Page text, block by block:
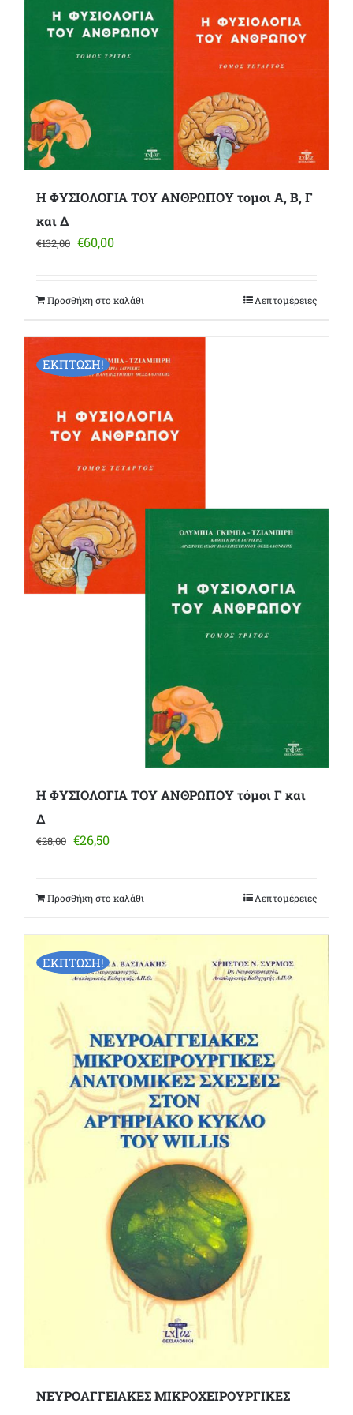
Η ΦΥΣΙΟΛΟΓΙΑ ΤΟΥ ΑΝΘΡΩΠΟΥ τομοι Α, Β, Γ
και Δ
€132,00 Original
€132,00.
€60,00Η
είναι:
Προσθήκη στο καλάθι Λεπτομέρειες
ΕΚΠΤΩΣΗ!
Η ΦΥΣΙΟΛΟΓΙΑ ΤΟΥ ΑΝΘΡΩΠΟΥ τόμοι Γ και
Δ
€28,00 Original
€28,00.
€26,50Η
είναι:
Προσθήκη στο καλάθι Λεπτομέρειες
ΕΚΠΤΩΣΗ!
ΝΕΥΡΟΑΓΓΕΙΑΚΕΣ ΜΙΚΡΟΧΕΙΡΟΥΡΓΙΚΕΣ